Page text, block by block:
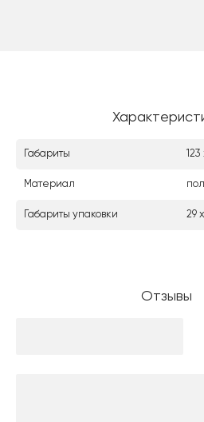
Габариты 123
Материал
Габариты упаковки 29
Отзывы